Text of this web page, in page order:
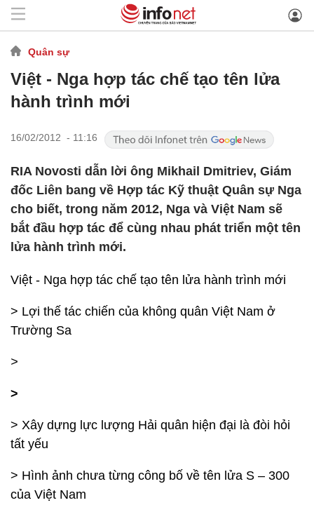
Quân sự
Việt - Nga hợp tác chế tạo tên lửa
hành trình mới
16/02/2012 - 11:16
RIA Novosti dẫn lời ông Mikhail Dmitriev, Giám
đốc Liên bang về Hợp tác Kỹ thuật Quân sự Nga
cho biết, trong năm 2012, Nga và Việt Nam sẽ
bắt đầu hợp tác để cùng nhau phát triển một tên
lửa hành trình mới.
Việt - Nga hợp tác chế tạo tên lửa hành trình mới
> Lợi thế tác chiến của không quân Việt Nam ở
Trường Sa
>
>
> Xây dựng lực lượng Hải quân hiện đại là đòi hỏi
tất yếu
> Hình ảnh chưa từng công bố về tên lửa S – 300
của Việt Nam